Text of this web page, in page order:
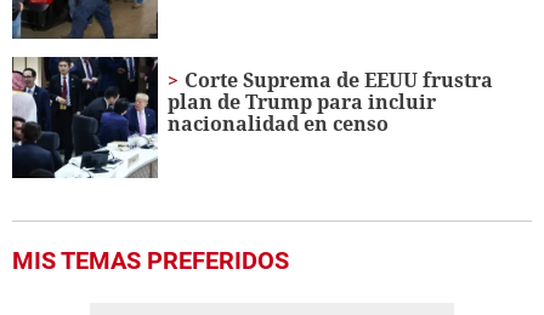
Corte Suprema de EEUU frustra
plan de Trump para incluir
nacionalidad en censo
MIS TEMAS PREFERIDOS